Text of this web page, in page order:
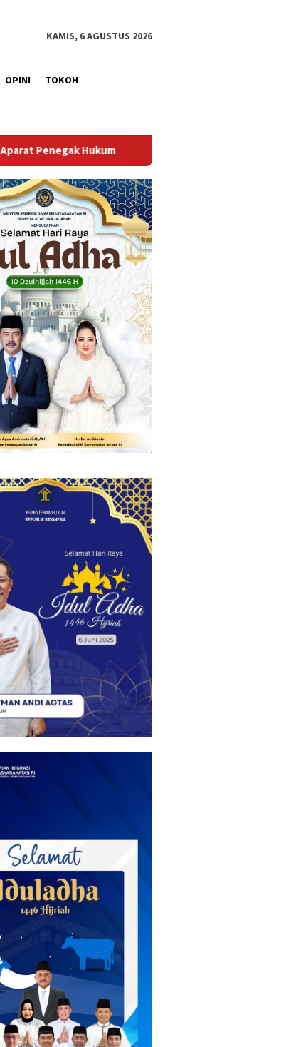
KAMIS, 6 AGUSTUS 2026
OPINI TOKOH
Perkuat Sinergi, Lapas Kelas I Palembang Teken MoU